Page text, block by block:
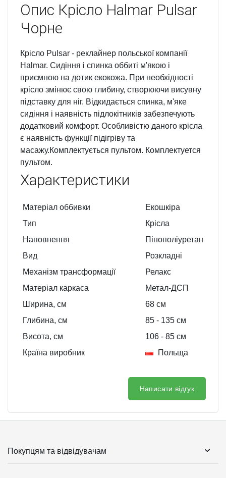
Опис Крісло Halmar Pulsar
Чорне
Крісло Pulsar - реклайнер польської компанії
Halmar. Сидіння і спинка оббиті м'якою і
приємною на дотик екокожа. При необхідності
крісло змінює свою глибину, створюючи висувну
підставку для ніг. Відкидається спинка, м'яке
сидіння і наявність підлокітників забезпечують
додатковий комфорт. Особливістю даного крісла
є наявність функції підігріву та
масажу.Комплектується пультом. Комплектуется
пультом.
Характеристики
Матеріал оббивки
Екошкіра
Тип
Крісла
Наповнення
Пінополіуретан
Вид
Розкладні
Механізм трансформації
Релакс
Матеріал каркаса
Метал-ДСП
Ширина, см
68 см
Глибина, см
85- 135 см
Висота, см
106- 85 см
Країна виробник
Польща
Написати відгук
Покупцям та відвідувачам